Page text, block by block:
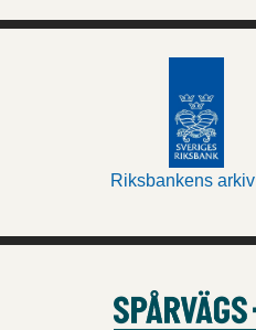
Riksbankens arkiv